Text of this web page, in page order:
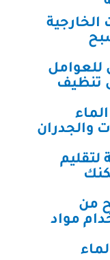
تنظيف
والجدران
من
مواد